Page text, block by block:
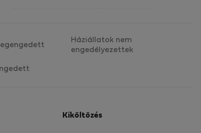
Háziállatok nem
engedélyezettek
Kiköltözés